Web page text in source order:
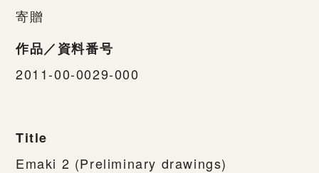
寄贈
作品／資料番号
2011-00-0029-000
Title
Emaki 2 (Preliminary drawings)